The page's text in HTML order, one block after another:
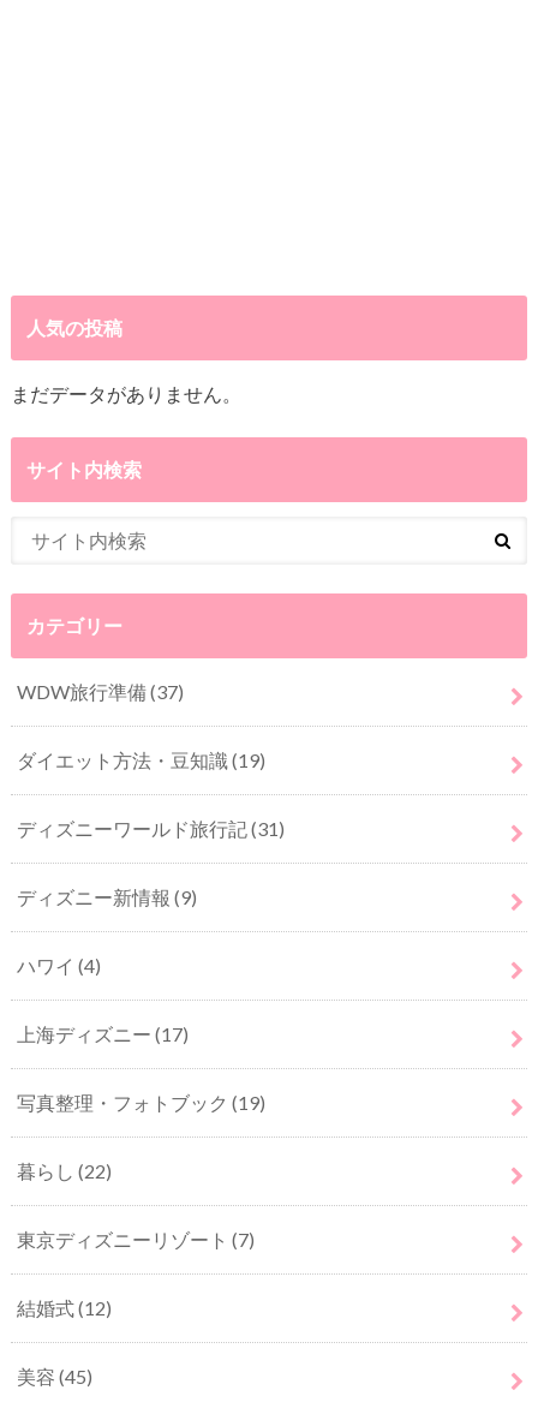
人気の投稿
まだデータがありません。
サイト内検索
カテゴリー
WDW旅行準備(37)
ダイエット方法・豆知識(19)
ディズニーワールド旅行記(31)
ディズニー新情報 (9)
ハワイ (4)
上海ディズニー (17)
写真整理・フォトブック (19)
暮らし (22)
東京ディズニーリゾート (7)
結婚式(12)
美容 (45)